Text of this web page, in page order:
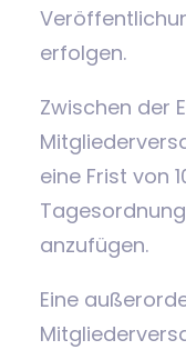
erfolgen.
Zwischen der
eine Frist von
anzufügen.
Eine